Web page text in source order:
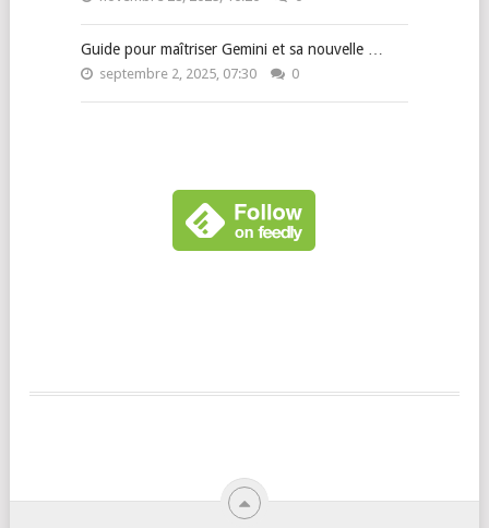
Guide pour maîtriser Gemini et sa nouvelle …
septembre 2, 2025, 07:30 0